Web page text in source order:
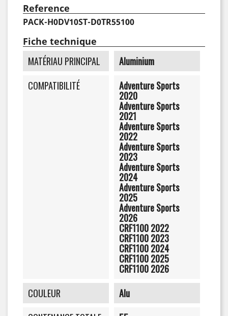
Reference
PACK-H0DV10ST-D0TR55100
Fiche technique
MATÉRIAU PRINCIPAL
Aluminium
COMPATIBILITÉ
Adventure Sports
2020
Adventure Sports
2021
Adventure Sports
2022
Adventure Sports
2023
Adventure Sports
2024
Adventure Sports
2025
Adventure Sports
2026
CRF1100 2022
CRF1100 2023
CRF1100 2024
CRF1100 2025
CRF1100 2026
COULEUR
Alu